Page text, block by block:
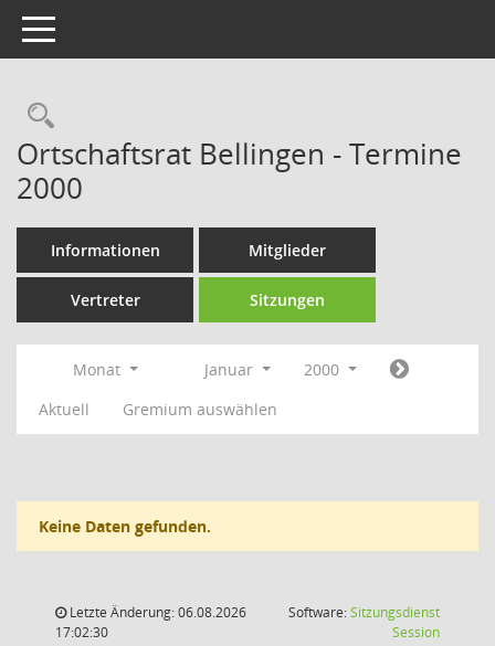
Toggle navigation
Rechercheauswahl
Ortschaftsrat Bellingen - Termine
2000
Informationen Mitglieder
Vertreter Sitzungen
Monat Januar
2000
Aktuell
Gremium auswählen
Keine Daten gefunden.
Letzte Änderung: 06.08.2026
17:02:30
Software:Sitzungsdienst
Session(Wird in